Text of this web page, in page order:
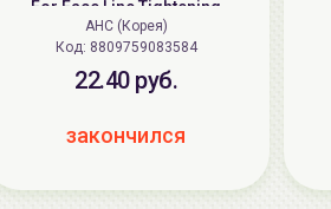
For Face Line Tightening
AHC (Корея)
Код: 8809759083584
22.40 руб.
закончился